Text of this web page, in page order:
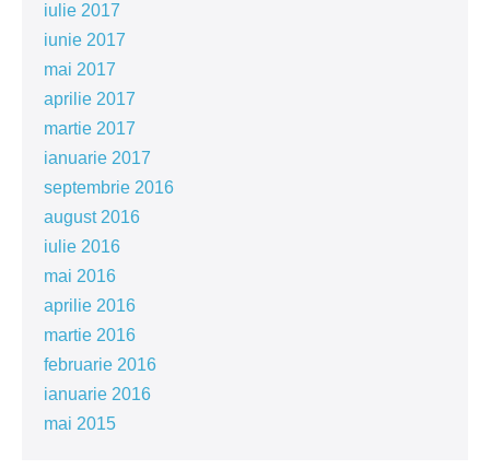
iulie 2017
iunie 2017
mai 2017
aprilie 2017
martie 2017
ianuarie 2017
septembrie 2016
august 2016
iulie 2016
mai 2016
aprilie 2016
martie 2016
februarie 2016
ianuarie 2016
mai 2015